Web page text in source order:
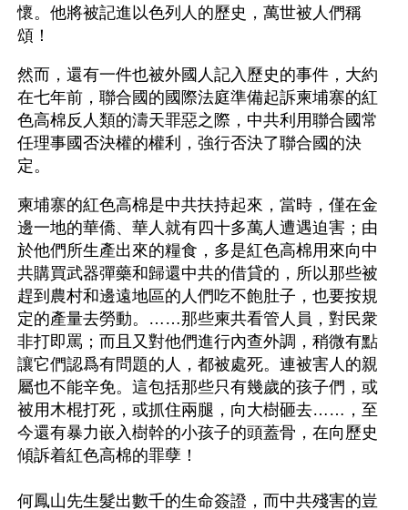
懷。他將被記進以色列人的歷史，萬世被人們稱
頌！
然而，還有一件也被外國人記入歷史的事件，大約
在七年前，聯合國的國際法庭準備起訴柬埔寨的紅
色高棉反人類的濤天罪惡之際，中共利用聯合國常
任理事國否決權的權利，強行否決了聯合國的決
定。
柬埔寨的紅色高棉是中共扶持起來，當時，僅在金
邊一地的華僑、華人就有四十多萬人遭遇迫害；由
於他們所生產出來的糧食，多是紅色高棉用來向中
共購買武器彈藥和歸還中共的借貸的，所以那些被
趕到農村和邊遠地區的人們吃不飽肚子，也要按規
定的產量去勞動。……那些柬共看管人員，對民衆
非打即罵；而且又對他們進行內查外調，稍微有點
讓它們認爲有問題的人，都被處死。連被害人的親
屬也不能辛免。這包括那些只有幾歲的孩子們，或
被用木棍打死，或抓住兩腿，向大樹砸去……，至
今還有暴力嵌入樹幹的小孩子的頭蓋骨，在向歷史
傾訴着紅色高棉的罪孽！
何鳳山先生髮出數千的生命簽證，而中共殘害的豈